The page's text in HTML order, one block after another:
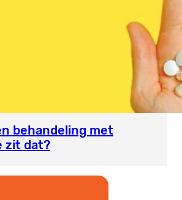
behandeling met
zit dat?